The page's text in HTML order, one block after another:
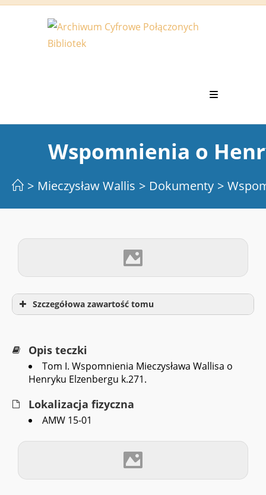
Koniec
Wspomnienia o
> Mieczysław Wallis > Dokumenty >
Szczegółowa zawartość tomu
Opis teczki
Tom I. Wspomnienia Mieczysława Wallisa o
Henryku Elzenbergu k.271.
Lokalizacja fizyczna
AMW 15-01